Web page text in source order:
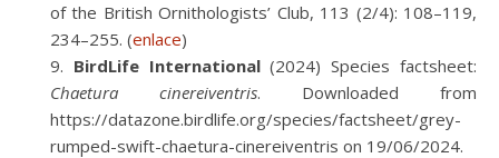
of the British Ornithologists’ Club, 113 (2/4): 108–119,
234–255. (enlace)
BirdLife International(2024) Species factsheet:
Chaetura cinereiventris. Downloaded from
https://datazone.birdlife.org/species/factsheet/grey-
rumped-swift-chaetura-cinereiventris on 19/06/2024.